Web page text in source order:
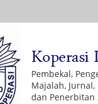
Pembekal,
Majalah,
dan Penerbitan